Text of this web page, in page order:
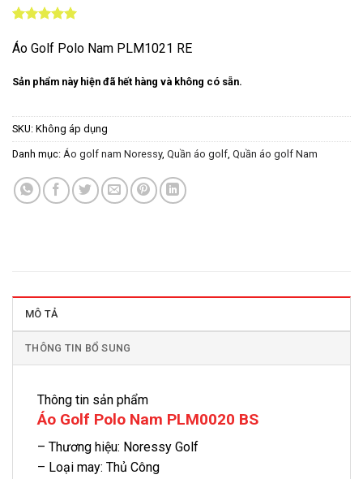
dựa trên
Áo Golf Polo Nam PLM1021 RE
Sản phẩm này hiện đã hết hàng và không có sẵn.
SKU: Không áp dụng
Danh mục: Áo golf nam Noressy, Quần áo golf Quần áo golf Nam
MÔ TẢ
THÔNG TIN BỔ SUNG
Thông tin sản phẩm
Áo Golf Polo Nam PLM0020 BS
– Thương hiệu: Noressy Golf
– Loại may: Thủ Công